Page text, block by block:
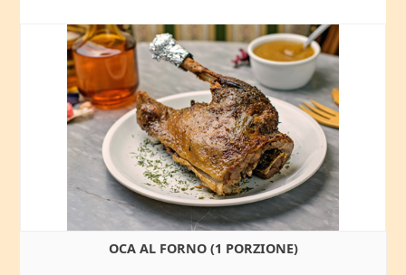
OCA AL FORNO (1 PORZIONE)